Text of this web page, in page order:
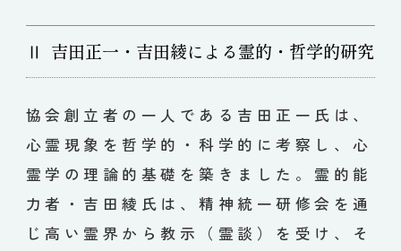
Ⅱ 吉田正一・吉田綾による霊的・哲学的研究
協会創立者の一人である吉田正一氏は、
心霊現象を哲学的・科学的に考察し、心
霊学の理論的基礎を築きました。霊的能
力者・吉田綾氏は、精神統一研修会を通
じ高い霊界から教示（霊談）を受け、そ